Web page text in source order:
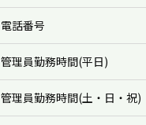
電話番号
管理員勤務時間(平日)
管理員勤務時間(土・日・祝)